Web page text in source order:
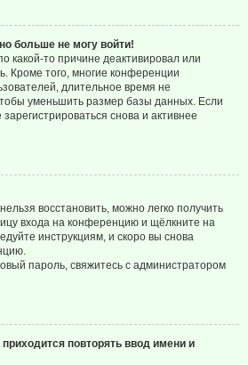
больше не могу войти!
какой-то причине деактивировал или
Кроме того, многие конференции
длительное время не
уменьшить размер базы данных. Если
снова и активнее
восстановить, можно легко получить
входа на конференцию и щёлкните на
инструкциям, и скоро вы снова
пароль, свяжитесь с администратором
повторять ввод имени и